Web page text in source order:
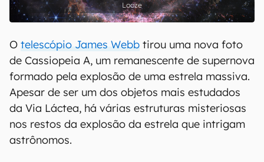
Looze
O telescópio James Webb tirou uma nova foto
de Cassiopeia A, um remanescente de supernova
formado pela explosão de uma estrela massiva.
Apesar de ser um dos objetos mais estudados
da Via Láctea, há várias estruturas misteriosas
nos restos da explosão da estrela que intrigam
astrônomos.